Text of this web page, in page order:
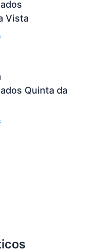
Vista
Quinta da